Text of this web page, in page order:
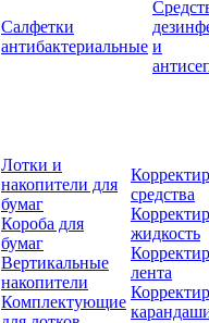
Салфетки
антибактериальные и
Лотки и
накопители для
бумаг
Короба для
бумаг
Вертикальные
накопители
Комплектующие
средства
жидкость
лента